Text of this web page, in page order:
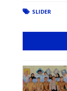
SLIDER